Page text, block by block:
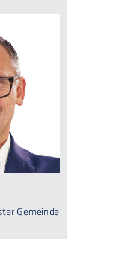
Gemeinde